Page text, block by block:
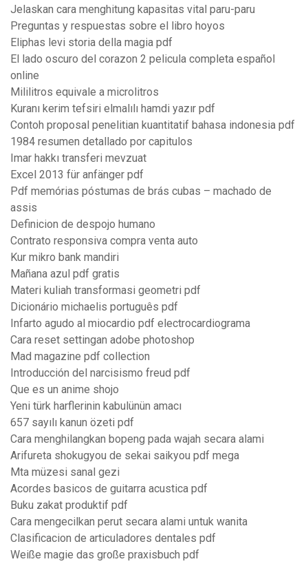
Jelaskan cara menghitung kapasitas vital paru-paru
Preguntas y respuestas sobre el libro hoyos
Eliphas levi storia della magia pdf
El lado oscuro del corazon 2 pelicula completa español
online
Mililitros equivale a microlitros
Kuranı kerim tefsiri elmalılı hamdi yazır pdf
Contoh proposal penelitian kuantitatif bahasa indonesia pdf
1984 resumen detallado por capitulos
Imar hakkı transferi mevzuat
Excel 2013 für anfänger pdf
Pdf memórias póstumas de brás cubas – machado de
assis
Definicion de despojo humano
Contrato responsiva compra venta auto
Kur mikro bank mandiri
Mañana azul pdf gratis
Materi kuliah transformasi geometri pdf
Dicionário michaelis português pdf
Infarto agudo al miocardio pdf electrocardiograma
Cara reset settingan adobe photoshop
Mad magazine pdf collection
Introducción del narcisismo freud pdf
Que es un anime shojo
Yeni türk harflerinin kabulünün amacı
657 sayılı kanun özeti pdf
Cara menghilangkan bopeng pada wajah secara alami
Arifureta shokugyou de sekai saikyou pdf mega
Mta müzesi sanal gezi
Acordes basicos de guitarra acustica pdf
Buku zakat produktif pdf
Cara mengecilkan perut secara alami untuk wanita
Clasificacion de articuladores dentales pdf
Weiße magie das große praxisbuch pdf